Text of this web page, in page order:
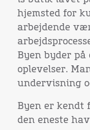
hjemsted for
arbejdende
Byen byder
oplevelser.
undervisning
Byen er kendt
den eneste